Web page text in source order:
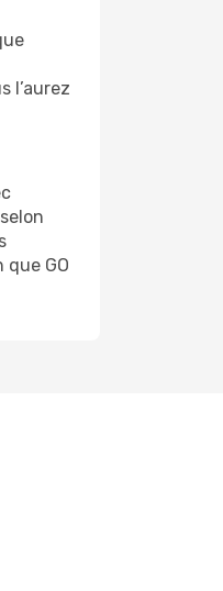
l’aurez
GO